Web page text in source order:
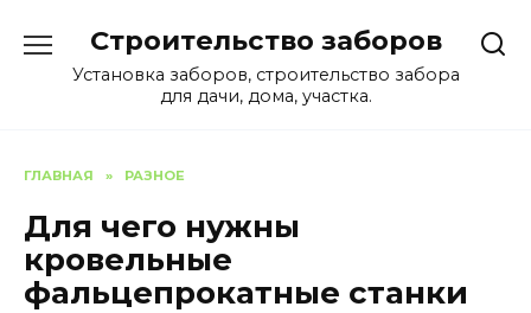
содержанию
Строительство заборов
Установка заборов, строительство забора
для дачи, дома, участка.
ГЛАВНАЯ » РАЗНОЕ
Для чего нужны
кровельные
фальцепрокатные станки